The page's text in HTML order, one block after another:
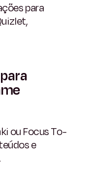
para
ou Focus To-
e